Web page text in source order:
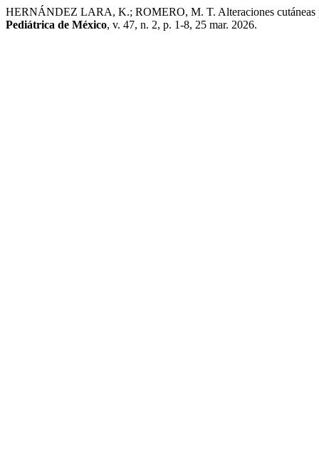
HERNÁNDEZ LARA, K.; ROMERO, M. T. Alteraciones cutáneas
Pediátrica de México, v. 47, n. 2, p. 1-8, 25 mar. 2026.